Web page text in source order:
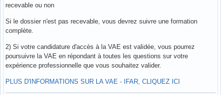
recevable ou non
Si le dossier n'est pas recevable, vous devrez suivre une formation
complète.
2) Si votre candidature d'accès à la VAE est validée, vous pourrez
poursuivre la VAE en répondant à toutes les questions sur votre
expérience professionnelle que vous souhaitez valider.
PLUS D'INFORMATIONS SUR LA VAE - IFAR, CLIQUEZ ICI